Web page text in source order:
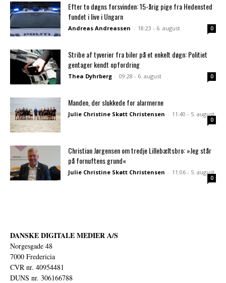
Efter to døgns forsvinden: 15-årig pige fra Hedensted
fundet i live i Ungarn
Andreas Andreassen - 18:23 - 6. august 0
Stribe af tyverier fra biler på et enkelt døgn: Politiet
gentager kendt opfordring
Thea Dyhrberg - 09:28 - 6. august 0
Manden, der slukkede for alarmerne
Julie Christine Skøtt Christensen - 11:40 - 5. august
0
Christian Jørgensen om tredje Lillebæltsbro: »Jeg står
på fornuftens grund«
Julie Christine Skøtt Christensen - 11:06 - 5. august
0
DANSKE DIGITALE MEDIER A/S
Norgesgade 48
7000 Fredericia
CVR nr. 40954481
DUNS nr. 306166788